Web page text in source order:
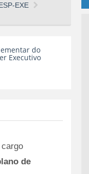
EXE
do
Executivo
de